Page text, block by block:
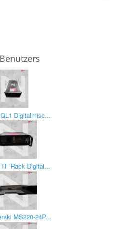
Digitalmisc...
Rack Digital...
MS220-24P...